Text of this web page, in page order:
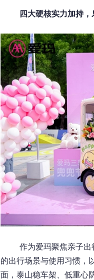
四大硬核实力加持，
作为爱玛聚焦亲子
的出行场景与使用习惯，
面，泰山稳车架、低重心